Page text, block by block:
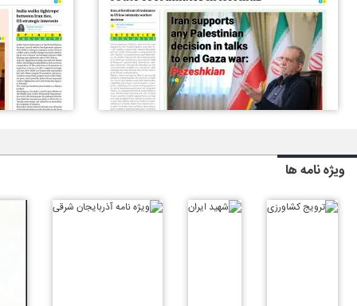
ویژه نامه ها